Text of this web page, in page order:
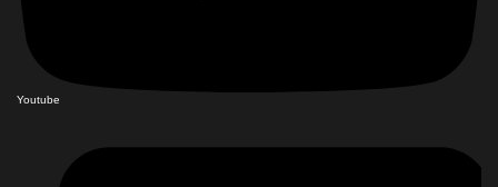
Youtube